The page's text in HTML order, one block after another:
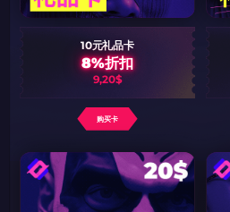
10元礼品卡
8%折扣
9,20$
购买卡